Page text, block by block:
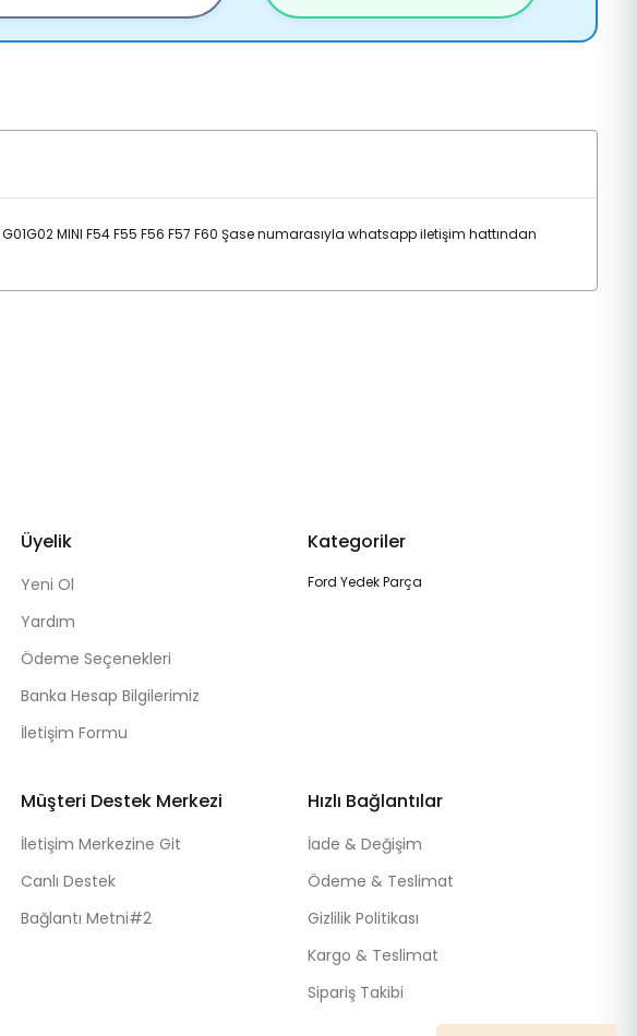
G01G02 MINI F54 F55 F56 F57 F60 Şase numarasıyla whatsapp iletişim hattından
Üyelik
Yeni Ol
Yardım
Ödeme Seçenekleri
Banka Hesap Bilgilerimiz
İletişim Formu
Kategoriler
Ford Yedek Parça
Müşteri Destek Merkezi
İletişim Merkezine Git
Canlı Destek
Bağlantı Metni#2
Hızlı Bağlantılar
İade & Değişim
Ödeme & Teslimat
Gizlilik Politikası
Kargo & Teslimat
Sipariş Takibi